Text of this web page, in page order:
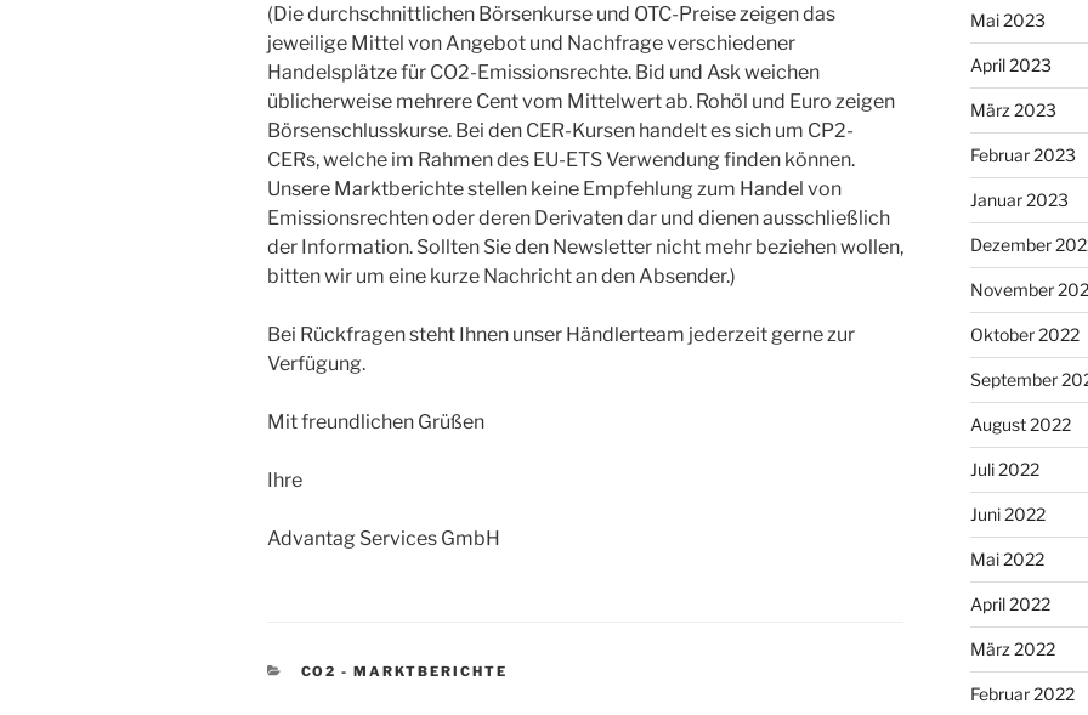
(Die durchschnittlichen Börsenkurse und OTC-Preise zeigen das
jeweilige Mittel von Angebot und Nachfrage verschiedener
Handelsplätze für CO2-Emissionsrechte. Bid und Ask weichen
üblicherweise mehrere Cent vom Mittelwert ab. Rohöl und Euro zeigen
Börsenschlusskurse. Bei den CER-Kursen handelt es sich um CP2-
CERs, welche im Rahmen des EU-ETS Verwendung finden können.
Unsere Marktberichte stellen keine Empfehlung zum Handel von
Emissionsrechten oder deren Derivaten dar und dienen ausschließlich
der Information. Sollten Sie den Newsletter nicht mehr beziehen wollen,
bitten wir um eine kurze Nachricht an den Absender.)
Bei Rückfragen steht Ihnen unser Händlerteam jederzeit gerne zur
Verfügung.
Mit freundlichen Grüßen
Ihre
Advantag Services GmbH
KATEGORIEN
CO2 - MARKTBERICHTE
Mai 2023
April 2023
März 2023
Februar 2023
Januar 2023
Dezember
November
Oktober 2022
September
August 2022
Juli 2022
Juni 2022
Mai 2022
April 2022
März 2022
Februar 2022